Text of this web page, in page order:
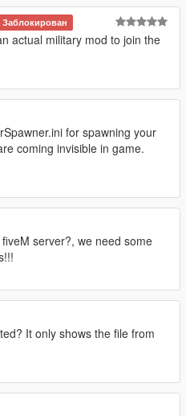
Заблокирован
actual military mod to join the
for spawning your
coming invisible in game.
server?, we need some
It only shows the file from